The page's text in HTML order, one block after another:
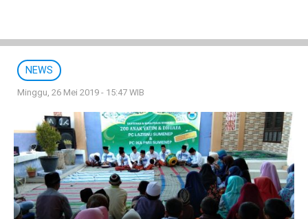
NEWS
Minggu, 26 Mei 2019 - 15:47 WIB